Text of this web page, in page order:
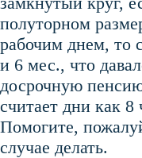
полуторном
рабочим днем, то
и 6 мес., что
досрочную
считает дни как 8
Помогите,
случае делать.